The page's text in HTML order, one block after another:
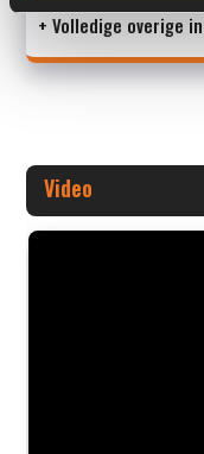
+ Volledige overige
Video